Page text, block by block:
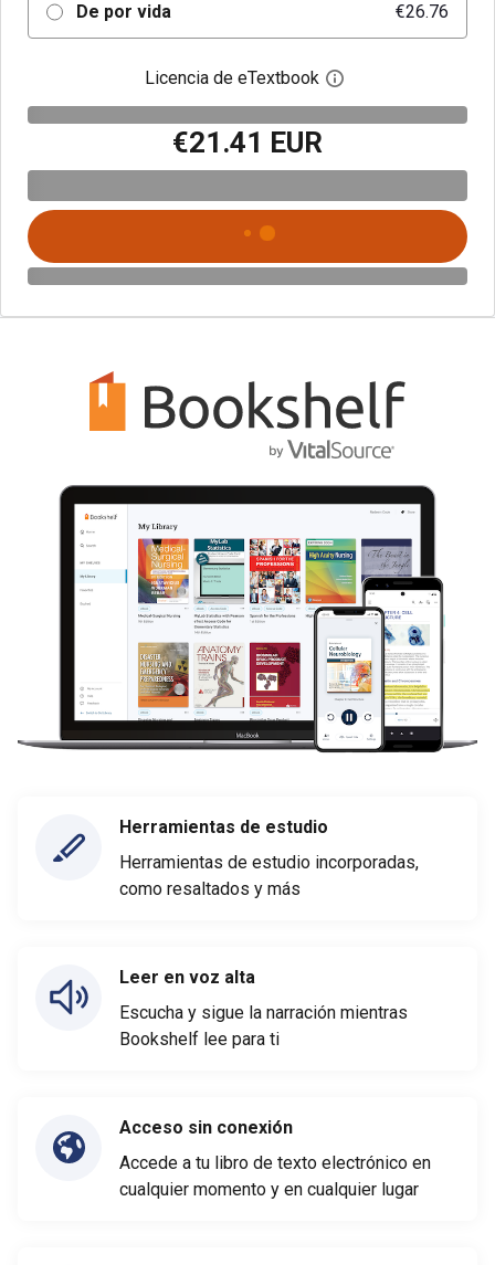
De por vida €26.76
Licencia de eTextbook Abre el cuadro de
€21.41 EUR
Herramientas de estudio
Herramientas de estudio incorporadas,
como resaltados y más
Leer en voz alta
Escucha y sigue la narración mientras
Bookshelf lee para ti
Acceso sin conexión
Accede a tu libro de texto electrónico en
cualquier momento y en cualquier lugar